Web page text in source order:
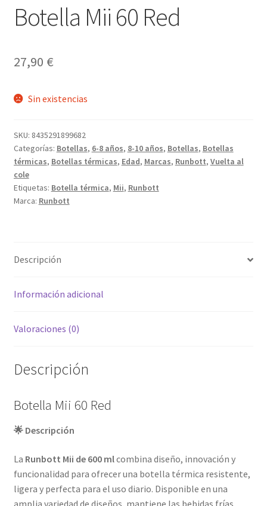
Botella Mii 60 Red
27,90 €
Sin existencias
SKU: 8435291899682
Categorías: Botellas, 6-8 años, 8-10 años, Botellas, Botellas
térmicas, Botellas térmicas, Edad, Marcas, Runbott, Vuelta al
cole
Etiquetas: Botella térmica, Mii, Runbott
Marca: Runbott
Descripción
Información adicional
Valoraciones (0)
Descripción
Botella Mii 60 Red
🌟 Descripción
La Runbott Mii de 600 mlcombina diseño, innovación y
funcionalidad para ofrecer una botella térmica resistente,
ligera y perfecta para el uso diario. Disponible en una
amplia variedad de diseños, mantiene las bebidas frías